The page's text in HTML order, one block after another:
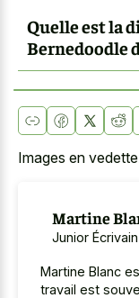
Quelle est la
Bernedoodle
Images en
Martine
Junior Écrivain
Martine Blanc
travail est